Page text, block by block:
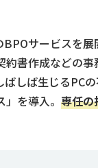
サービスを
書作成などの
しば生じるPC
を導入。 専任の